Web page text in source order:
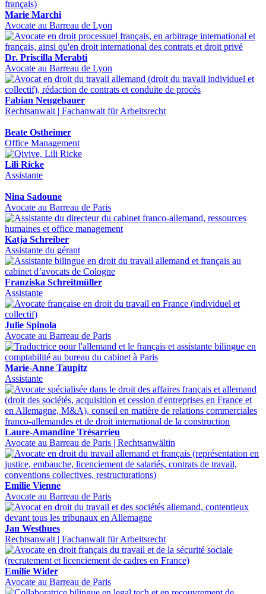
Marie Marchi
Avocate au Barreau de Lyon
Dr. Priscilla Merabti
Avocate au Barreau de Lyon
Fabian Neugebauer
Rechtsanwalt | Fachanwalt für Arbeitsrecht
Beate Ostheimer
Office Management
Lili Ricke
Assistante
Nina Sadoune
Avocate au Barreau de Paris
Katja Schreiber
Assistante du gérant
Franziska Schreitmüller
Assistante
Julie Spinola
Avocate au Barreau de Paris
Marie-Anne Taupitz
Assistante
Laure-Amandine Trésarrieu
Avocate au Barreau de Paris | Rechtsanwältin
Emilie Vienne
Avocate au Barreau de Paris
Jan Westhues
Rechtsanwalt | Fachanwalt für Arbeitsrecht
Emilie Wider
Avocate au Barreau de Paris